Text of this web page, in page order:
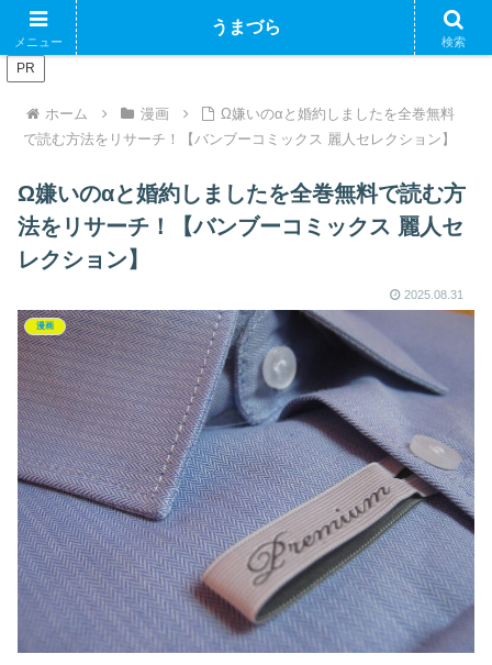
ブログで収益化できるかやってみるブログ
PR
ホーム 漫画
Ω嫌いのαと婚約しましたを全巻無料
で読む方法をリサーチ！【バンブーコミックス 麗人セレクション】
Ω嫌いのαと婚約しましたを全巻無料で読む方
法をリサーチ！【バンブーコミックス 麗人セ
レクション】
2025.08.31
漫画
メニュー
うまづら
検索